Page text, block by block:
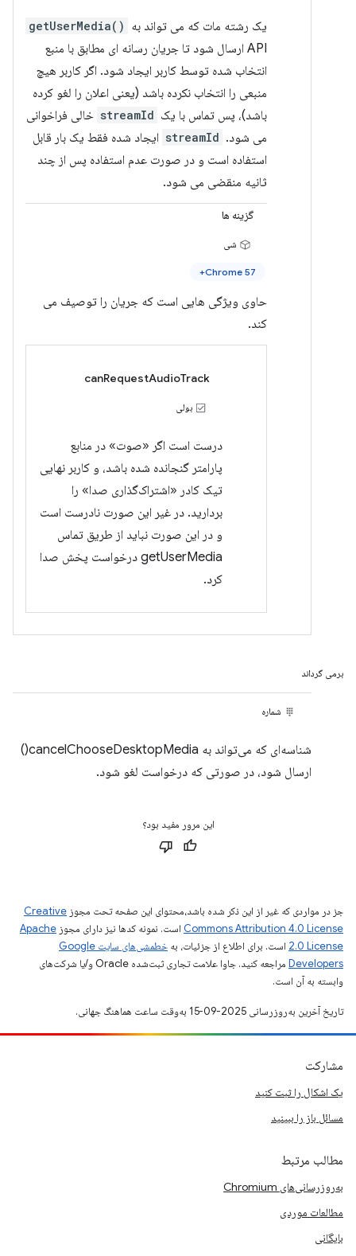
یک رشته مات که می تواند به getUserMedia()
API ارسال شود تا جریان رسانه ای مطابق با منبع
انتخاب شده توسط کاربر ایجاد شود. اگر کاربر هیچ
منبعی را انتخاب نکرده باشد (یعنی اعلان را لغو کرده
باشد)، پس تماس با یک streamId خالی فراخوانی
می شود. streamId ایجاد شده فقط یک بار قابل
استفاده است و در صورت عدم استفاده پس از چند
ثانیه منقضی می شود.
گزینه ها
شی
Chrome 57+
حاوی ویژگی هایی است که جریان را توصیف می
کند.
canRequestAudioTrack
بولی
درست است اگر «صوت» در منابع
پارامتر گنجانده شده باشد، و کاربر نهایی
تیک کادر «اشتراک‌گذاری صدا» را
بردارید. در غیر این صورت نادرست است
و در این صورت نباید از طریق تماس
getUserMedia درخواست پخش صدا
کرد.
برمی گرداند
شماره
شناسه‌ای که می‌تواند به cancelChooseDesktopMedia()
ارسال شود، در صورتی که درخواست لغو شود.
این مرور مفید بود؟
جز در مواردی که غیر از این ذکر شده باشد،‌محتوای این صفحه تحت مجوز Creative
Commons Attribution 4.0 License است. نمونه کدها نیز دارای مجوز Apache
2.0 License است. برای اطلاع از جزئیات، به
خطمشی‌های سایت Google
Developers‏
مراجعه کنید. جاوا علامت تجاری ثبت‌شده Oracle و/یا شرکت‌های
وابسته به آن است.
تاریخ آخرین به‌روزرسانی 2025-09-15 به‌وقت ساعت هماهنگ جهانی.
مشارکت
یک اشکال را ثبت کنید
مسائل باز را ببینید
مطالب مرتبط
به‌روزرسانی‌های Chromium
مطالعات موردی
بایگانی